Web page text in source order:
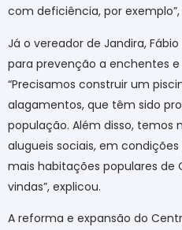
com deficiência, por
Já o vereador de Jandira,
para prevenção a enchentes
“Precisamos construir um
alagamentos, que têm sido
população. Além disso, temos
alugueis sociais, em
mais habitações populares de
vindas”, explicou.
A reforma e expansão do